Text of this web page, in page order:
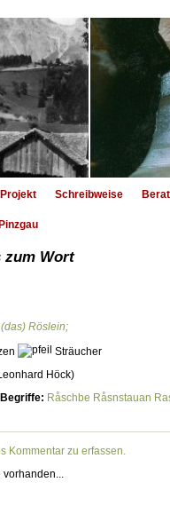
Projekt Schreibweise
zum Wort
Röslein;
Sträucher
Höck)
Råschbe Råsnstauan
Kommentar zu erfassen.